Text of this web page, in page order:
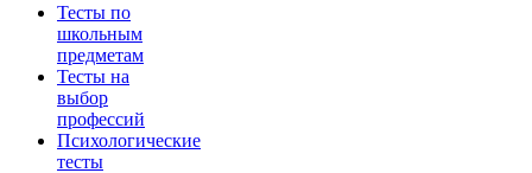
Тесты по
школьным
предметам
Тесты на
выбор
профессий
Психологические
тесты